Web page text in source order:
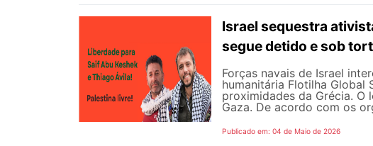
Israel sequestra
segue detido e sob
Forças navais de Israel
humanitária Flotilha Global
proximidades da Grécia.
Gaza. De acordo com os
Publicado em: 04 de Maio de 2026